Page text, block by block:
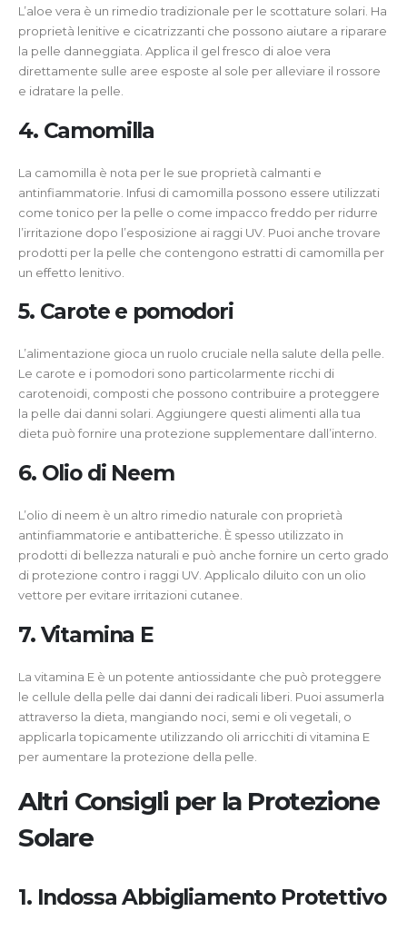
L’aloe vera è un rimedio tradizionale per le scottature solari. Ha
proprietà lenitive e cicatrizzanti che possono aiutare a riparare
la pelle danneggiata. Applica il gel fresco di aloe vera
direttamente sulle aree esposte al sole per alleviare il rossore
e idratare la pelle.
4. Camomilla
La camomilla è nota per le sue proprietà calmanti e
antinfiammatorie. Infusi di camomilla possono essere utilizzati
come tonico per la pelle o come impacco freddo per ridurre
l’irritazione dopo l’esposizione ai raggi UV. Puoi anche trovare
prodotti per la pelle che contengono estratti di camomilla per
un effetto lenitivo.
5. Carote e pomodori
L’alimentazione gioca un ruolo cruciale nella salute della pelle.
Le carote e i pomodori sono particolarmente ricchi di
carotenoidi, composti che possono contribuire a proteggere
la pelle dai danni solari. Aggiungere questi alimenti alla tua
dieta può fornire una protezione supplementare dall’interno.
6. Olio di Neem
L’olio di neem è un altro rimedio naturale con proprietà
antinfiammatorie e antibatteriche. È spesso utilizzato in
prodotti di bellezza naturali e può anche fornire un certo grado
di protezione contro i raggi UV. Applicalo diluito con un olio
vettore per evitare irritazioni cutanee.
7. Vitamina E
La vitamina E è un potente antiossidante che può proteggere
le cellule della pelle dai danni dei radicali liberi. Puoi assumerla
attraverso la dieta, mangiando noci, semi e oli vegetali, o
applicarla topicamente utilizzando oli arricchiti di vitamina E
per aumentare la protezione della pelle.
Altri Consigli per la Protezione
Solare
1. Indossa Abbigliamento Protettivo